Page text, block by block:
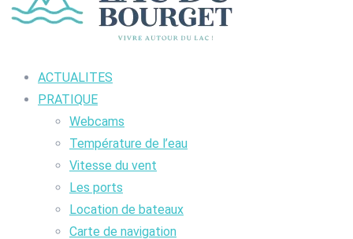
ACTUALITES
PRATIQUE
Webcams
Température de l’eau
Vitesse du vent
Les ports
Location de bateaux
Carte de navigation